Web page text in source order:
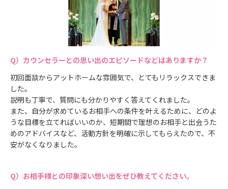
カウンセラーとの思い出のエピソードなどはありますか？
初回面談からアットホームな雰囲気で、とてもリラックスできま
した。
説明も丁寧で、質問にも分かりやすく答えてくれました。
また、自分が求めているお相手への条件を叶えるために、どのよ
うな目標を立てればいいのか、短期間で理想のお相手と出会うた
めのアドバイスなど、活動方針を明確に示してもらえたので、不
安がなくなりました。
お相手様との印象深い想い出をぜひ教えてください。